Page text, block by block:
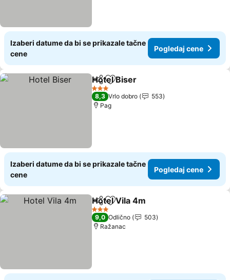
Izaberi datume da bi se prikazale tačne
cene
Pogledaj cene
Deli Dodati u favorite
Hotel Biser
3 Zvezdice
8,3 Vrlo dobro
553
Pag
Izaberi datume da bi se prikazale tačne
cene
Pogledaj cene
Deli Dodati u favorite
Hotel Vila 4m
3 Zvezdice
9,0 Odlično
503
Ražanac